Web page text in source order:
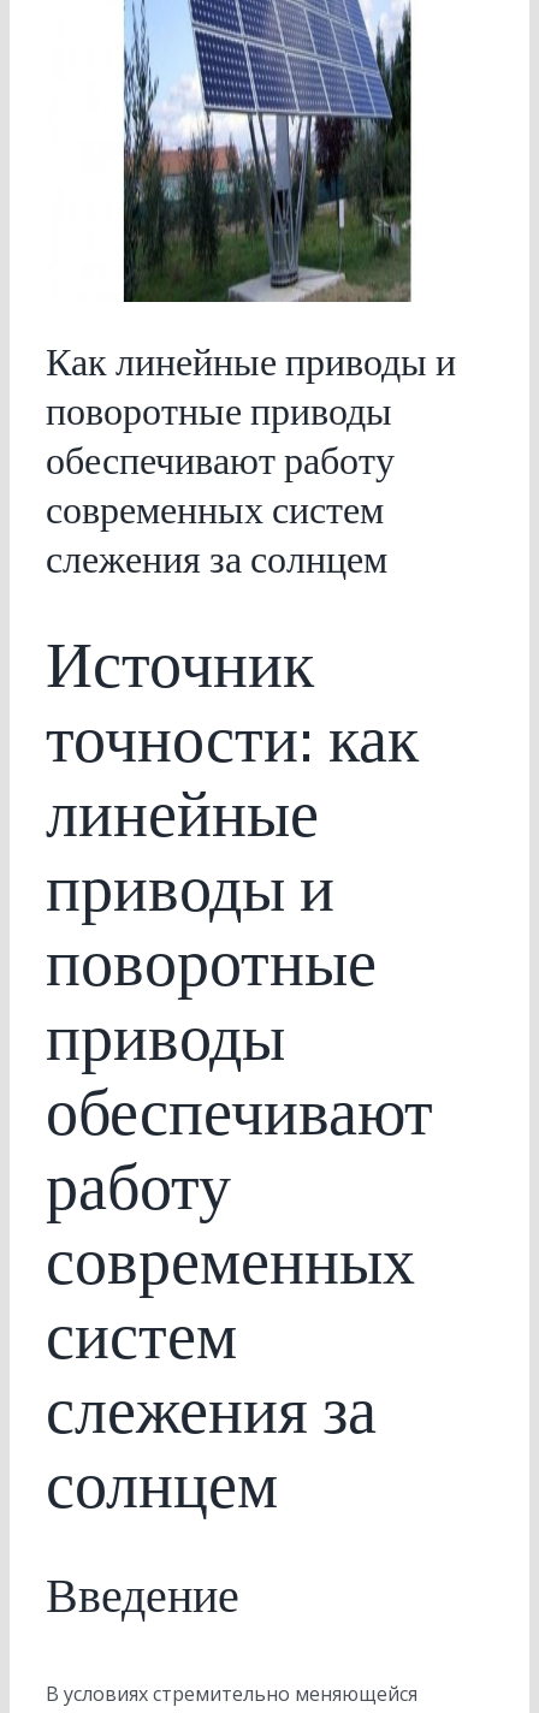
Как линейные приводы и
поворотные приводы
обеспечивают работу
современных систем
слежения за солнцем
Источник
точности: как
линейные
приводы и
поворотные
приводы
обеспечивают
работу
современных
систем
слежения за
солнцем
Введение
В условиях стремительно меняющейся